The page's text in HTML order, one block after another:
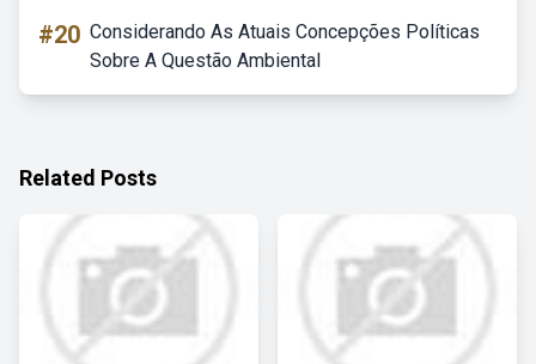
#20 Considerando As Atuais Concepções Políticas
Sobre A Questão Ambiental
Related Posts